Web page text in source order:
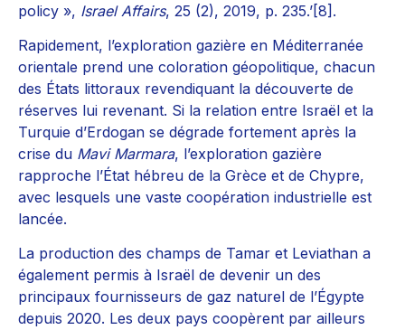
policy », Israel Affairs, 25 (2), 2019, p. 235.’[8].
Rapidement, l’exploration gazière en Méditerranée
orientale prend une coloration géopolitique, chacun
des États littoraux revendiquant la découverte de
réserves lui revenant. Si la relation entre Israël et la
Turquie d’Erdogan se dégrade fortement après la
crise du Mavi Marmara, l’exploration gazière
rapproche l’État hébreu de la Grèce et de Chypre,
avec lesquels une vaste coopération industrielle est
lancée.
La production des champs de Tamar et Leviathan a
également permis à Israël de devenir un des
principaux fournisseurs de gaz naturel de l’Égypte
depuis 2020. Les deux pays coopèrent par ailleurs